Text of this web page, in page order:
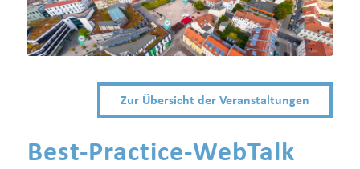
Zur Übersicht der Veranstaltungen
Best-Practice-WebTalk